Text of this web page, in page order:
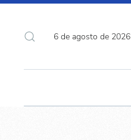
6 de agosto de 2026